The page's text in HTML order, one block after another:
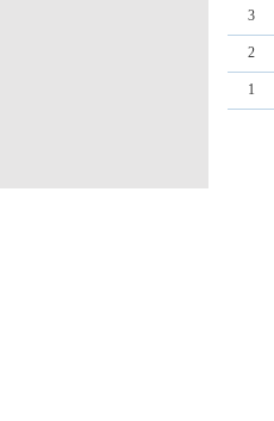
3
2
1